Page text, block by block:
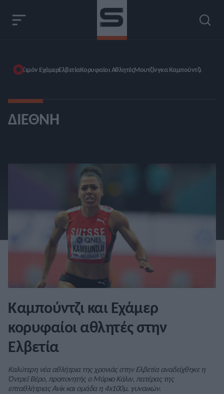
Σιμόν ΕχάμερΕλβετίαΚορυφαίοι ΑθλητέςΜουτζίνγκα Καμπούντζι
ΔΙΕΘΝΉ
Καμπούντζι και Εχάμερ
κορυφαίοι αθλητές στην
Ελβετία
Καλύτερη νέα αθλήτρια της χρονιάς στην Ελβετία αναδείχθηκε η
Όντρεϊ Βέρο, προπονητής ο Μάρκο Κάλιν, πατέρας της
επταθλήτριας Ανίκ και ομάδα η 4x100μ. γυναικών.